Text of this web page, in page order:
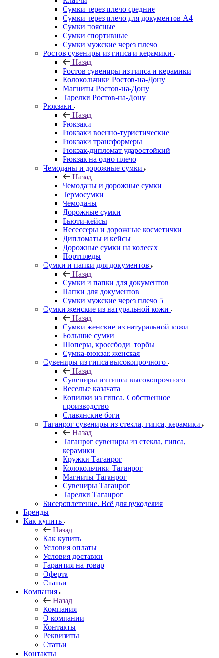
Сумки через плечо средние
Сумки через плечо для документов А4
Сумки поясные
Сумки спортивные
Сумки мужские через плечо
Ростов сувениры из гипса и керамики
Назад
Ростов сувениры из гипса и керамики
Колокольчики Ростов-на-Дону
Магниты Ростов-на-Дону
Тарелки Ростов-на-Дону
Рюкзаки
Назад
Рюкзаки
Рюкзаки военно-туристические
Рюкзаки трансформеры
Рюкзак-дипломат ударостойкий
Рюкзак на одно плечо
Чемоданы и дорожные сумки
Назад
Чемоданы и дорожные сумки
Термосумки
Чемоданы
Дорожные сумки
Бьюти-кейсы
Несессеры и дорожные косметички
Дипломаты и кейсы
Дорожные сумки на колесах
Портпледы
Сумки и папки для документов
Назад
Сумки и папки для документов
Папки для документов
Сумки мужские через плечо 5
Сумки женские из натуральной кожи
Назад
Сумки женские из натуральной кожи
Большие сумки
Шоперы, кроссбоди, торбы
Сумка-рюкзак женская
Сувениры из гипса высокопрочного
Назад
Сувениры из гипса высокопрочного
Веселые казачата
Копилки из гипса. Собственное
производство
Славянские боги
Таганрог сувениры из стекла, гипса, керамики
Назад
Таганрог сувениры из стекла, гипса,
керамики
Кружки Таганрог
Колокольчики Таганрог
Магниты Таганрог
Сувениры Таганрог
Тарелки Таганрог
Бисероплетение. Всё для рукоделия
Бренды
Как купить
Назад
Как купить
Условия оплаты
Условия доставки
Гарантия на товар
Оферта
Статьи
Компания
Назад
Компания
О компании
Контакты
Реквизиты
Статьи
Контакты